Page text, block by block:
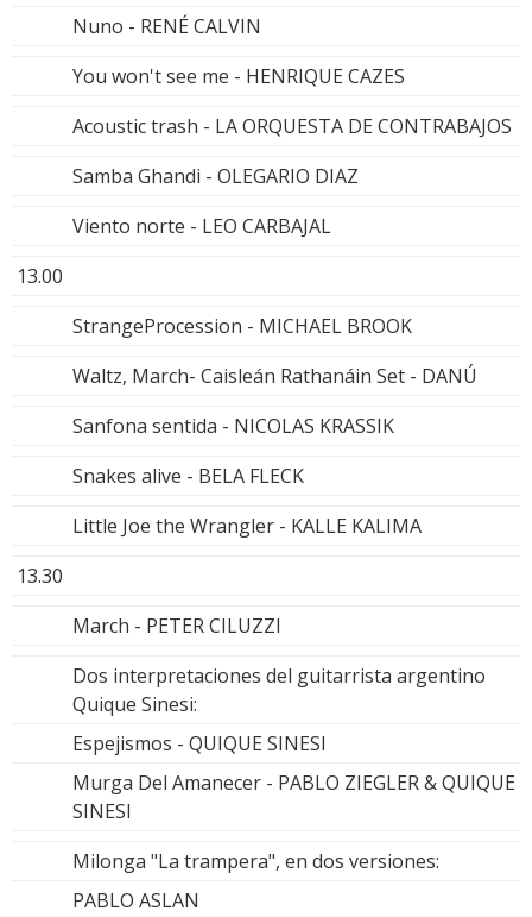
Nuno - RENÉ CALVIN
You won't see me - HENRIQUE CAZES
Acoustic trash - LA ORQUESTA DE CONTRABAJOS
Samba Ghandi - OLEGARIO DIAZ
Viento norte - LEO CARBAJAL
13.00
StrangeProcession - MICHAEL BROOK
Waltz, March- Caisleán Rathanáin Set - DANÚ
Sanfona sentida - NICOLAS KRASSIK
Snakes alive - BELA FLECK
Little Joe the Wrangler - KALLE KALIMA
13.30
March - PETER CILUZZI
Dos interpretaciones del guitarrista argentino
Quique Sinesi:
Espejismos - QUIQUE SINESI
Murga Del Amanecer - PABLO ZIEGLER & QUIQUE
SINESI
Milonga "La trampera", en dos versiones:
PABLO ASLAN